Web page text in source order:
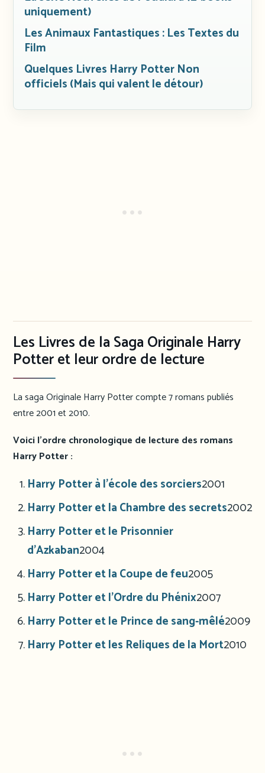
uniquement)
Les Animaux Fantastiques : Les Textes du
Film
Quelques Livres Harry Potter Non
officiels (Mais qui valent le détour)
Les Livres de la Saga Originale Harry
Potter et leur ordre de lecture
La saga Originale Harry Potter compte 7 romans publiés
entre 2001 et 2010.
Voici l’ordre chronologique de lecture des romans
Harry Potter :
Harry Potter à l’école des sorciers2001
Harry Potter et la Chambre des secrets2002
Harry Potter et le Prisonnier
d’Azkaban2004
Harry Potter et la Coupe de feu2005
Harry Potter et l’Ordre du Phénix2007
Harry Potter et le Prince de sang-mêlé2009
Harry Potter et les Reliques de la Mort2010